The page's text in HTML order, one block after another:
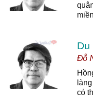
Du
Đỗ
có